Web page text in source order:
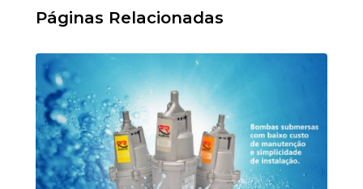
Páginas Relacionadas